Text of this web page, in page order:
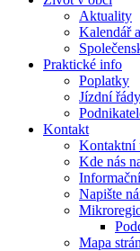
Aktuality
Kalendář
Praktické info
Poplatky
Jízdní řády
Kontakt
Kontaktní
Kde nás
Napište
Mapa